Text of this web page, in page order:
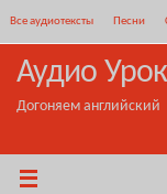
содержимому
Все аудиотексты Песни
Аудио
Догоняем английский